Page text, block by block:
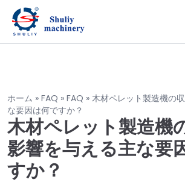
ホーム » FAQ » FAQ » 木材ペレット製造機の
な要因は何ですか？
木材ペレット製造機
影響を与える主な要
すか？